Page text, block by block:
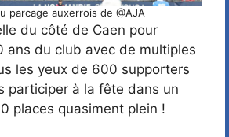
parcage auxerrois de @AJA
du côté de Caen pour
ans du club avec de multiples
les yeux de 600 supporters
participer à la fête dans un
places quasiment plein !